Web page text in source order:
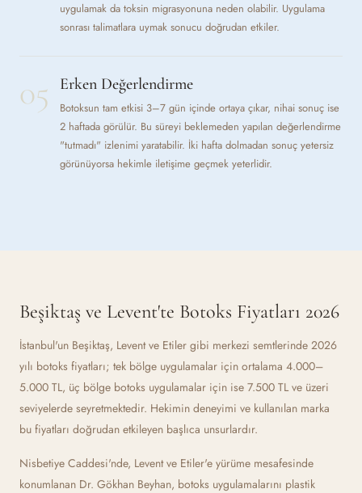
uygulamak da toksin migrasyonuna neden olabilir. Uygulama
sonrası talimatlara uymak sonucu doğrudan etkiler.
05 Erken Değerlendirme
Botoksun tam etkisi 3–7 gün içinde ortaya çıkar, nihai sonuç ise
2 haftada görülür. Bu süreyi beklemeden yapılan değerlendirme
"tutmadı" izlenimi yaratabilir. İki hafta dolmadan sonuç yetersiz
görünüyorsa hekimle iletişime geçmek yeterlidir.
Beşiktaş ve Levent'te Botoks Fiyatları 2026
İstanbul'un Beşiktaş, Levent ve Etiler gibi merkezi semtlerinde 2026
yılı botoks fiyatları; tek bölge uygulamalar için ortalama 4.000–
5.000 TL, üç bölge botoks uygulamalar için ise 7.500 TL ve üzeri
seviyelerde seyretmektedir. Hekimin deneyimi ve kullanılan marka
bu fiyatları doğrudan etkileyen başlıca unsurlardır.
Nisbetiye Caddesi'nde, Levent ve Etiler'e yürüme mesafesinde
konumlanan Dr. Gökhan Beyhan, botoks uygulamalarını plastik